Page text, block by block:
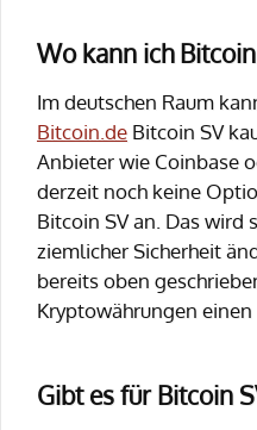
Wo kann ich
Im deutschen Raum
Bitcoin.de Bitcoin SV
Anbieter wie Coinbase
derzeit noch keine
Bitcoin SV an. Das wird
ziemlicher Sicherheit
bereits oben
Kryptowährungen
Gibt es für Bitcoin